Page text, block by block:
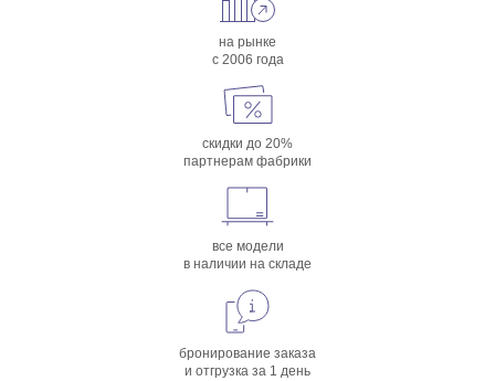
на рынке
с 2006 года
скидки до 20%
партнерам фабрики
все модели
в наличии на складе
бронирование заказа
и отгрузка за 1 день